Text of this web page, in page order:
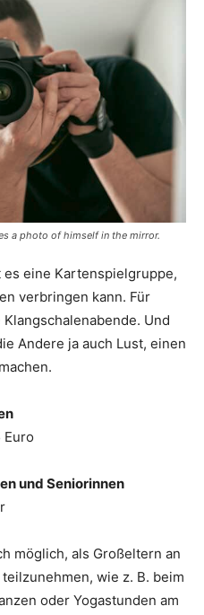
a photo of himself in the mirror.
eine Kartenspielgruppe,
verbringen kann. Für
Und
Andere ja auch Lust, einen
Euro
und Seniorinnen
möglich, als Großeltern an
wie z. B. beim
oder Yogastunden am